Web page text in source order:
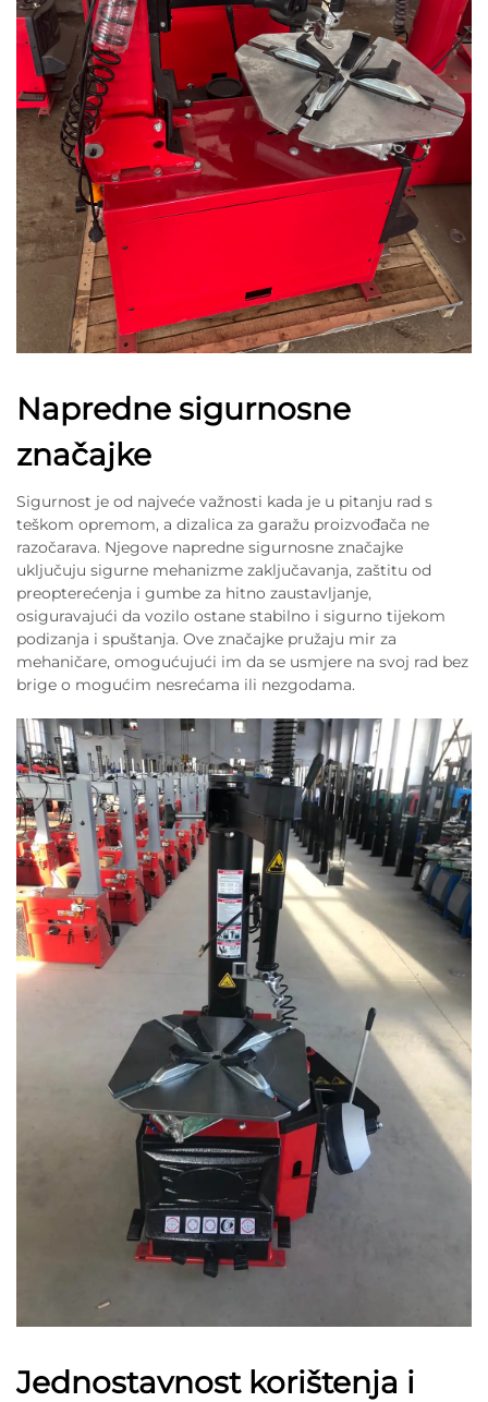
Napredne sigurnosne
značajke
Sigurnost je od najveće važnosti kada je u pitanju rad s
teškom opremom, a dizalica za garažu proizvođača ne
razočarava. Njegove napredne sigurnosne značajke
uključuju sigurne mehanizme zaključavanja, zaštitu od
preopterećenja i gumbe za hitno zaustavljanje,
osiguravajući da vozilo ostane stabilno i sigurno tijekom
podizanja i spuštanja. Ove značajke pružaju mir za
mehaničare, omogućujući im da se usmjere na svoj rad bez
brige o mogućim nesrećama ili nezgodama.
Jednostavnost korištenja i